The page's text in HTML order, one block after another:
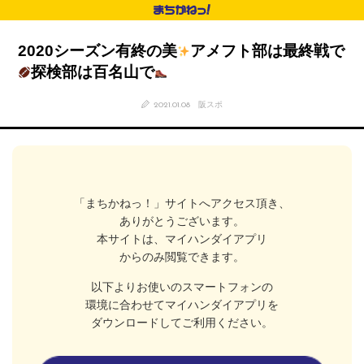
2020シーズン有終の美
アメフト部は最終戦で
探検部は百名山で
2021.01.08 阪スポ
「まちかねっ！」サイトへアクセス頂き、
ありがとうございます。
本サイトは、マイハンダイアプリ
からのみ閲覧できます。
以下よりお使いのスマートフォンの
環境に合わせてマイハンダイアプリを
ダウンロードしてご利用ください。